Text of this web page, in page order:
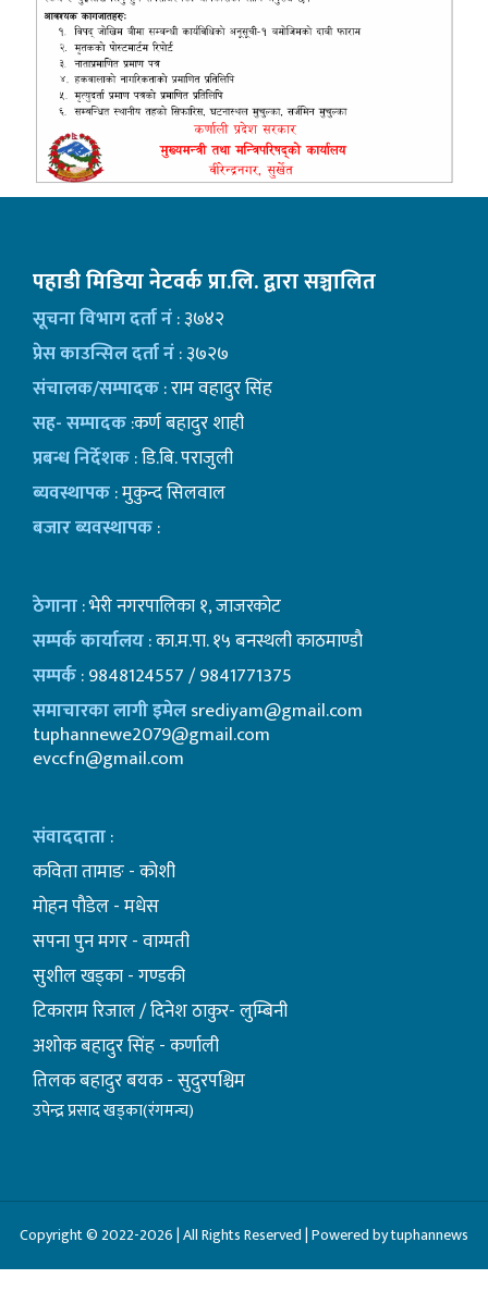
पहाडी मिडिया नेटवर्क प्रा.लि. द्वारा सञ्चालित
सूचना विभाग दर्ता नं: ३७४२
प्रेस काउन्सिल दर्ता नं: ३७२७
संचालक/सम्पादक: राम वहादुर सिंह
सह- सम्पादक:कर्ण बहादुर शाही
प्रबन्ध निर्देशक: डि.बि. पराजुली
ब्यवस्थापक: मुकुन्द सिलवाल
बजार ब्यवस्थापक:
ठेगाना: भेरी नगरपालिका १, जाजरकोट
सम्पर्क कार्यालय: का.म.पा. १५ बनस्थली काठमाण्डाै
सम्पर्क: 9848124557 / 9841771375
समाचारका लागी इमेलsrediyam@gmail.com
tuphannewe2079@gmail.com
evccfn@gmail.com
संवाददाता:
कविता तामाङ - कोशी
माेहन पाैडेल - मधेस
सपना पुन मगर - वाग्मती
सुशील खड्का - गण्डकी
टिकाराम रिजाल / दिनेश ठाकुर- लुम्बिनी
अशाेक बहादुर सिंह - कर्णाली
तिलक बहादुर बयक - सुदुरपश्चिम
उपेन्द्र प्रसाद खड्का(रंगमन्च)
Copyright © 2022-2026 | All Rights Reserved | Powered by tuphannews